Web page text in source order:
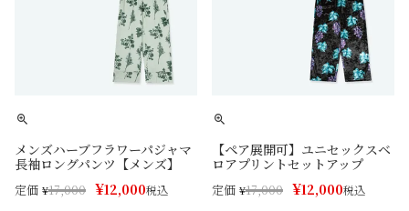
メンズハーブフラワーパジャマ
長袖ロングパンツ【メンズ】
定価 ¥17,000 ¥12,000税込
【ペア展開可】ユニセックスベ
ロアプリントセットアップ
定価 ¥17,000 ¥12,000税込